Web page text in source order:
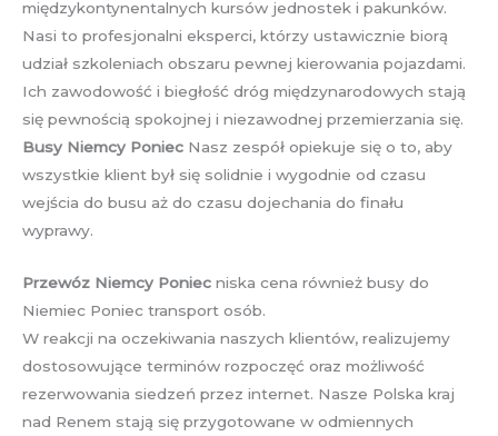
międzykontynentalnych kursów jednostek i pakunków.
Nasi to profesjonalni eksperci, którzy ustawicznie biorą
udział szkoleniach obszaru pewnej kierowania pojazdami.
Ich zawodowość i biegłość dróg międzynarodowych stają
się pewnością spokojnej i niezawodnej przemierzania się.
Busy Niemcy Poniec Nasz zespół opiekuje się o to, aby
wszystkie klient był się solidnie i wygodnie od czasu
wejścia do busu aż do czasu dojechania do finału
wyprawy.
Przewóz Niemcy Poniec niska cena również busy do
Niemiec Poniec transport osób.
W reakcji na oczekiwania naszych klientów, realizujemy
dostosowujące terminów rozpoczęć oraz możliwość
rezerwowania siedzeń przez internet. Nasze Polska kraj
nad Renem stają się przygotowane w odmiennych